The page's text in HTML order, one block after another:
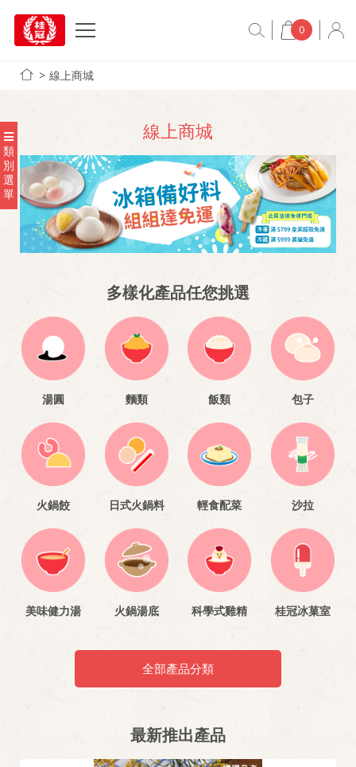
0
線上商城
類
別
選
單
線上商城
多樣化產品任您挑選
湯圓 麵類 飯類 包子
火鍋餃 日式火鍋料 輕食配菜 沙拉
美味健力湯 火鍋湯底 科學式雞精 桂冠冰菓室
全部產品分類
最新推出產品